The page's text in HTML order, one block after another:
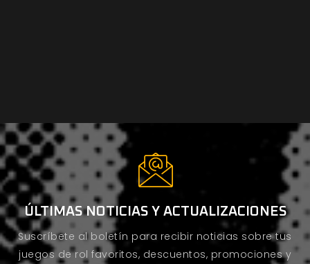
ÚLTIMAS NOTICIAS Y ACTUALIZACIONES
Suscríbete al boletín para recibir noticias sobre tus
juegos de rol favoritos, descuentos, promociones y